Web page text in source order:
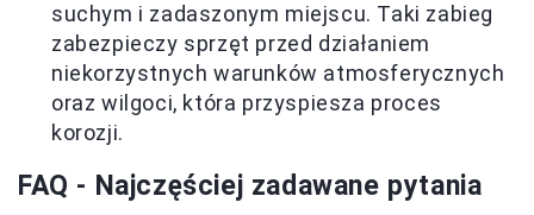
suchym i zadaszonym miejscu. Taki zabieg
zabezpieczy sprzęt przed działaniem
niekorzystnych warunków atmosferycznych
oraz wilgoci, która przyspiesza proces
korozji.
FAQ - Najczęściej zadawane pytania